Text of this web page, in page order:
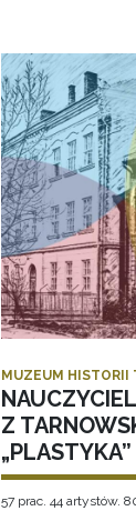
MUZEUM HISTORII
Z
„PLASTYKA”
57 prac. 44 artystów.